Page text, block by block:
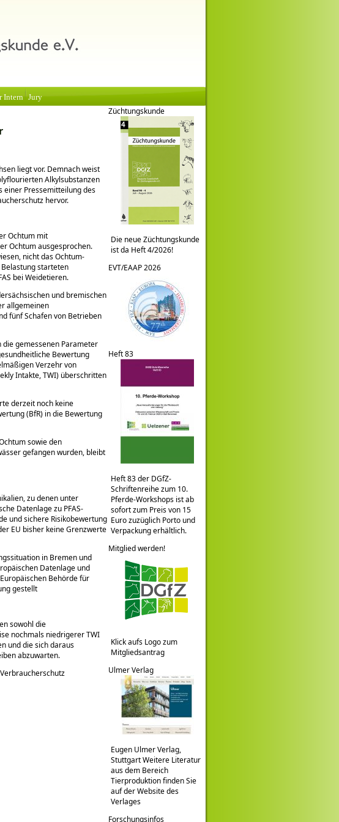
Intern Jury
liegt vor. Demnach weist
Alkylsubstanzen
einer Pressemitteilung des
hervor.
Ochtum mit
Ochtum ausgesprochen.
nicht das Ochtum-
starteten
bei Weidetieren.
und bremischen
allgemeinen
fünf Schafen von Betrieben
gemessenen Parameter
Bewertung
Verzehr von
Intakte, TWI) überschritten
derzeit noch keine
(BfR) in die Bewertung
sowie den
gefangen wurden, bleibt
zu denen unter
Datenlage zu PFAS-
und sichere Risikobewertung
EU bisher keine Grenzwerte
in Bremen und
Datenlage und
Behörde für
gestellt
sowohl die
nochmals niedrigerer TWI
und die sich daraus
abzuwarten.
Züchtungskunde
Die neue Züchtungskunde
ist da Heft 4/2026!
EVT/EAAP 2026
Heft 83
Heft 83 der DGfZ-
Schriftenreihe zum 10.
Pferde-Workshops ist ab
sofort zum Preis von 15
Euro zuzüglich Porto und
Verpackung erhältlich.
Mitglied werden!
Klick aufs Logo zum
Mitgliedsantrag
Ulmer Verlag
Eugen Ulmer Verlag,
Stuttgart Weitere Literatur
aus dem Bereich
Tierproduktion finden Sie
auf der Website des
Verlages
Forschungsinfos